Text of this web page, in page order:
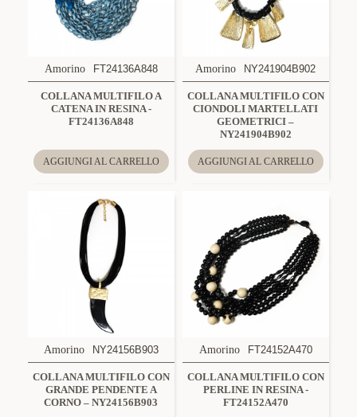
Amorino FT24136A848
COLLANA MULTIFILO A
CATENA IN RESINA -
FT24136A848
AGGIUNGI AL CARRELLO
Amorino NY241904B902
COLLANA MULTIFILO CON
CIONDOLI MARTELLATI
GEOMETRICI –
NY241904B902
AGGIUNGI AL CARRELLO
Amorino NY24156B903
COLLANA MULTIFILO CON
GRANDE PENDENTE A
CORNO – NY24156B903
Amorino FT24152A470
COLLANA MULTIFILO CON
PERLINE IN RESINA -
FT24152A470